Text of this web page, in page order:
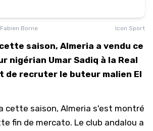
Fabien Borne Icon Sport
saison, Almeria a vendu ce
nigérian Umar Sadiq à la Real
de recruter le buteur malien El
cette saison, Almeria s'est montré
fin de mercato. Le club andalou a